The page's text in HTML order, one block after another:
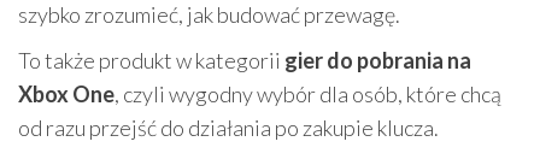
szybko zrozumieć, jak budować przewagę.
To także produkt w kategorii gier do pobrania na
Xbox One, czyli wygodny wybór dla osób, które chcą
od razu przejść do działania po zakupie klucza.